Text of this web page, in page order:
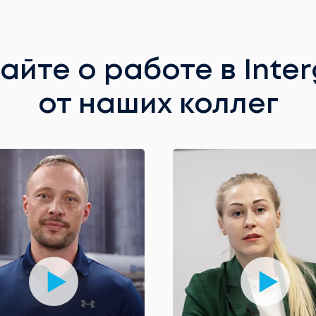
о работе в
от наших коллег